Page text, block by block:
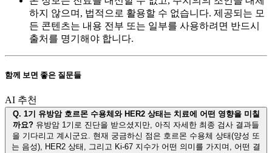
하지 않으며, 법적으로 활용할 수 없습니다. 제공되는 모
든 콘텐츠는 내용 전부 또는 일부를 사용하려면 반드시
출처를 명기해야 합니다.
함께 보면 좋은 질문들
AI 추천
Q. 1기 유방암 호르몬 수용체와 HER2 상태는 치료에 어떤 영향을 미칠
까요? 유방암 1기로 진단을 받으셨지만, 아직 자세한 최종 검사 결과들
을 기다리고 계시군요. 현재 궁금하신 점은 호르몬 수용체 상태(양성 또
는 음성), HER2 상태, 그리고 Ki-67 지수가 어떤 의미를 가지며, 어떤 결